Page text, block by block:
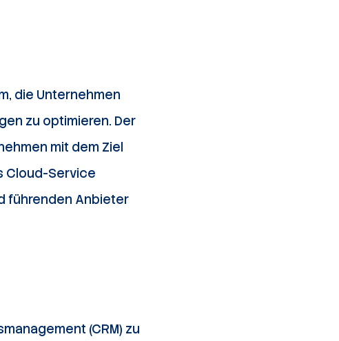
die Unternehmen
zu optimieren. Der
mit dem Ziel
Cloud-Service
führenden Anbieter
(CRM) zu